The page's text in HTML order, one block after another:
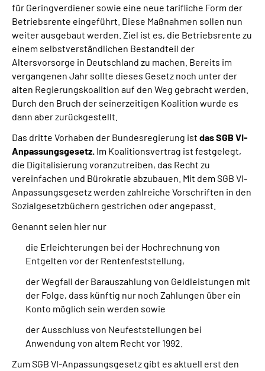
für Geringverdiener sowie eine neue tarifliche Form der
Betriebsrente eingeführt. Diese Maßnahmen sollen nun
weiter ausgebaut werden. Ziel ist es, die Betriebsrente zu
einem selbstverständlichen Bestandteil der
Altersvorsorge in Deutschland zu machen. Bereits im
vergangenen Jahr sollte dieses Gesetz noch unter der
alten Regierungskoalition auf den Weg gebracht werden.
Durch den Bruch der seinerzeitigen Koalition wurde es
dann aber zurückgestellt.
Das dritte Vorhaben der Bundesregierung ist das SGB VI-
Anpassungsgesetz. Im Koalitionsvertrag ist festgelegt,
die Digitalisierung voranzutreiben, das Recht zu
vereinfachen und Bürokratie abzubauen. Mit dem SGB VI-
Anpassungsgesetz werden zahlreiche Vorschriften in den
Sozialgesetzbüchern gestrichen oder angepasst.
Genannt seien hier nur
die Erleichterungen bei der Hochrechnung von
Entgelten vor der Rentenfeststellung,
der Wegfall der Barauszahlung von Geldleistungen mit
der Folge, dass künftig nur noch Zahlungen über ein
Konto möglich sein werden sowie
der Ausschluss von Neufeststellungen bei
Anwendung von altem Recht vor 1992.
Zum SGB VI-Anpassungsgesetz gibt es aktuell erst den